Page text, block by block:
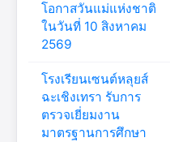
โอกาสวันแม่แห่งชาติ
ในวันที่ 10 สิงหาคม
2569
โรงเรียนเซนต์หลุยส์
ฉะเชิงเทรา รับการ
ตรวจเยี่ยมงาน
มาตรฐานการศึกษา